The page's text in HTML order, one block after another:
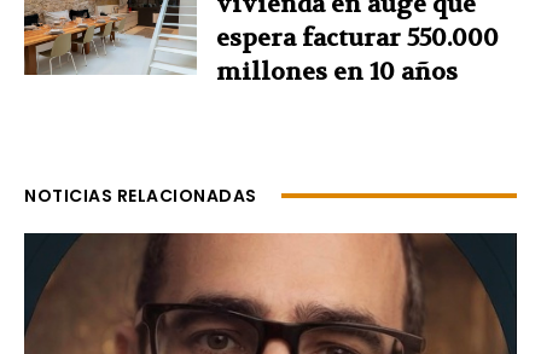
espera facturar 550.000
millones en 10 años
NOTICIAS RELACIONADAS